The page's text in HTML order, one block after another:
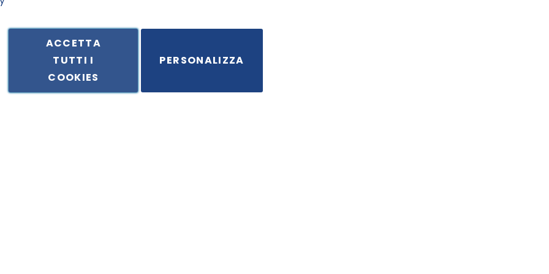
in Via Principe di Piemonte 199, cap. 80026 Casoria (NA) - C.F. 05834470634 - P.I. 01465221214, iscritta alla C.C.I.A.A.
ACCETTA
TUTTI I
COOKIES
PERSONALIZZA